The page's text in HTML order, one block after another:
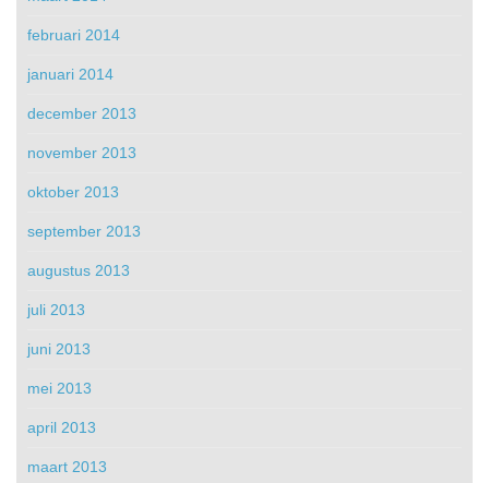
februari 2014
januari 2014
december 2013
november 2013
oktober 2013
september 2013
augustus 2013
juli 2013
juni 2013
mei 2013
april 2013
maart 2013